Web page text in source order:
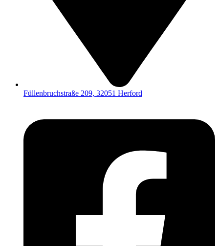
Füllenbruchstraße 209, 32051 Herford